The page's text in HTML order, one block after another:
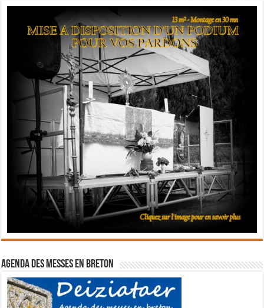
Agenda des messes en breton